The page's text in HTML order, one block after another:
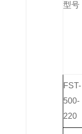
型号
FST-
500-
220